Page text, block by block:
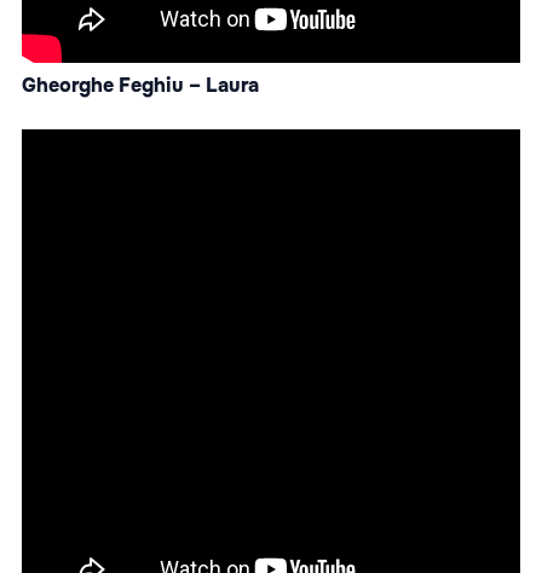
Gheorghe Feghiu – Laura